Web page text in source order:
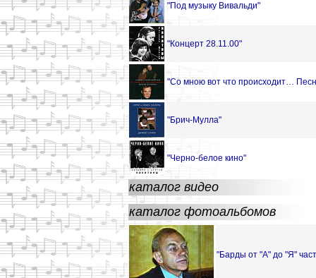
"Под музыку Вивальди"
"Концерт 28.11.00"
"Со мною вот что происходит…
"Брич-Мулла"
"Черно-белое кино"
каталог видео
каталог фотоальбомов
"Барды от "А" до "Я"